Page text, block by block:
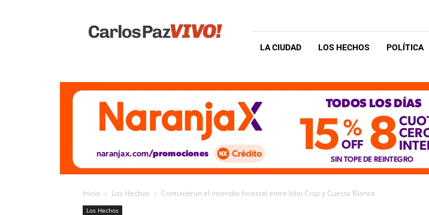
Vivo
LA CIUDAD LOS HECHOS POLÍTICA
Inicio Los Hechos Contuvieron el incendio forestal entre Icho Cruz y Cuesta Blanca
Los Hechos